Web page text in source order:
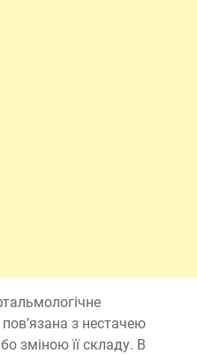
з нестачею
зміною її складу. В